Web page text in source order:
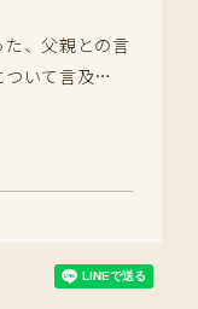
、父親との言
ついて言及…